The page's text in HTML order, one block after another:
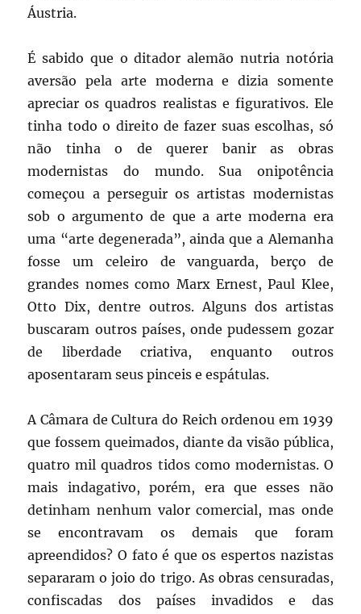
Áustria.
É sabido que o ditador alemão nutria notória
aversão pela arte moderna e dizia somente
apreciar os quadros realistas e figurativos. Ele
tinha todo o direito de fazer suas escolhas, só
não tinha o de querer banir as obras
modernistas do mundo. Sua onipotência
começou a perseguir os artistas modernistas
sob o argumento de que a arte moderna era
uma “arte degenerada”, ainda que a Alemanha
fosse um celeiro de vanguarda, berço de
grandes nomes como Marx Ernest, Paul Klee,
Otto Dix, dentre outros. Alguns dos artistas
buscaram outros países, onde pudessem gozar
de liberdade criativa, enquanto outros
aposentaram seus pinceis e espátulas.
A Câmara de Cultura do Reich ordenou em 1939
que fossem queimados, diante da visão pública,
quatro mil quadros tidos como modernistas. O
mais indagativo, porém, era que esses não
detinham nenhum valor comercial, mas onde
se encontravam os demais que foram
apreendidos? O fato é que os espertos nazistas
separaram o joio do trigo. As obras censuradas,
confiscadas dos países invadidos e das